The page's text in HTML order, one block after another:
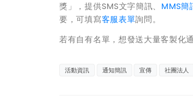
獎」，提供SMS文字簡訊、 MMS簡
要，可填寫客服表單詢問。
若有自有名單，想發送大量客製化
活動資訊 通知簡訊 宣傳 社團法人